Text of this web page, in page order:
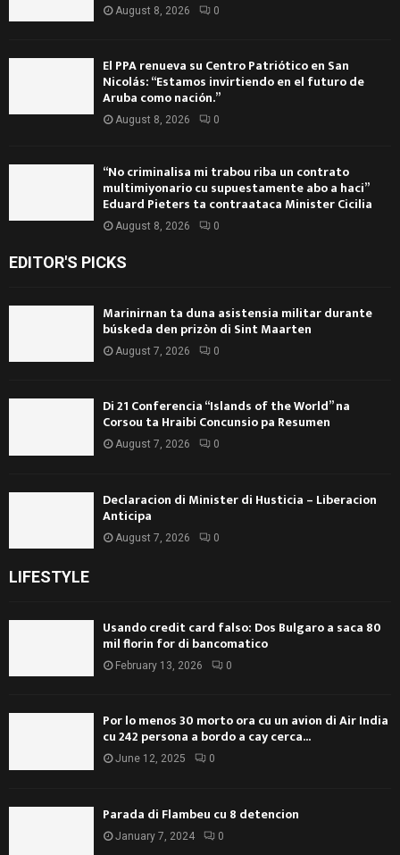
August 8, 2026 0
El PPA renueva su Centro Patriótico en San
Nicolás: “Estamos invirtiendo en el futuro de
Aruba como nación.”
August 8, 2026 0
“No criminalisa mi trabou riba un contrato
multimiyonario cu supuestamente abo a haci”
Eduard Pieters ta contraataca Minister Cicilia
August 8, 2026 0
EDITOR'S PICKS
Marinirnan ta duna asistensia militar durante
búskeda den prizòn di Sint Maarten
August 7, 2026 0
Di 21 Conferencia “Islands of the World” na
Corsou ta Hraibi Concunsio pa Resumen
August 7, 2026 0
Declaracion di Minister di Husticia – Liberacion
Anticipa
August 7, 2026 0
LIFESTYLE
Usando credit card falso: Dos Bulgaro a saca 80
mil florin for di bancomatico
February 13, 2026 0
Por lo menos 30 morto ora cu un avion di Air India
cu 242 persona a bordo a cay cerca...
June 12, 2025 0
Parada di Flambeu cu 8 detencion
January 7, 2024 0